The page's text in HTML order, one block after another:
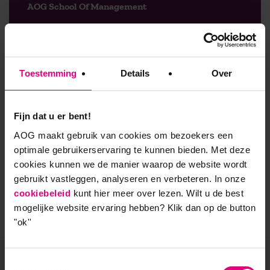
Toestemming Details Over
Fijn dat u er bent!
AOG maakt gebruik van cookies om bezoekers een
optimale gebruikerservaring te kunnen bieden. Met deze
cookies kunnen we de manier waarop de website wordt
gebruikt vastleggen, analyseren en verbeteren. In onze
cookiebeleid kunt hier meer over lezen. Wilt u de best
mogelijke website ervaring hebben? Klik dan op de button
"ok''
AOG School Of Management
- Gelieerd aan de RUG
- Faculteit overstijgend
- Samen leren en reflecteren
- Praktijkgericht en persoonlijk